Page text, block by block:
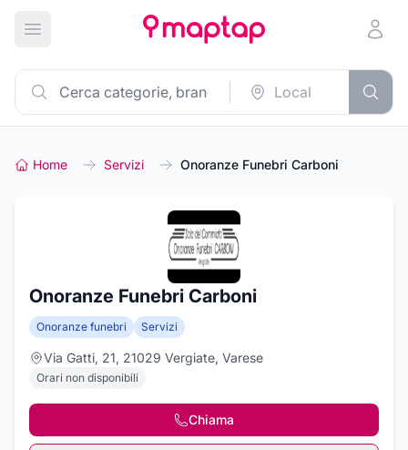
Apri menu principale
Home Servizi Onoranze Funebri Carboni
Onoranze Funebri Carboni
Onoranze funebri Servizi
Via Gatti, 21, 21029 Vergiate, Varese
Orari non disponibili
Chiama